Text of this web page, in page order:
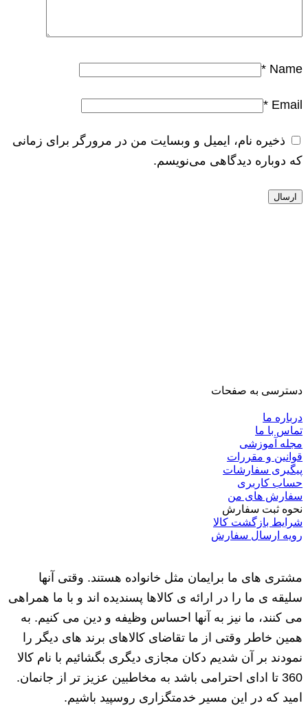
Name
*
Email
*
ذخیره نام، ایمیل و وبسایت من در مرورگر برای زمانی
که دوباره دیدگاهی می‌نویسم.
دسترسی به صفحات
درباره ما
تماس با ما
مجله آموزشی
قوانین و مقررات
پیگیری سفارشات
حساب کاربری
سفارش های من
نحوه ثبت سفارش
شرایط بازگشت کالا
رویه ارسال سفارش
مشتری های ما برایمان مثل خانواده هستند. وقتی آنها
سلیقه ی ما را در ارائه ی کالاها پسندیده اند و با ما همراهی
می کنند، ما نیز به آنها احساس وظیفه و دین می کنیم. به
همین خاطر وقتی از ما تقاضای کالاهای برند های دیگر را
نمودند بر آن شدیم دکان مجازی دیگری بگشائیم با نام کالا
360 تا ادای احترامی باشد به مخاطبین عزیز تر از جانمان.
امید که در این مسیر خدمتگزاری روسپید باشیم.